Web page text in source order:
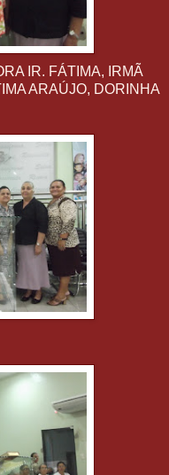
IR. FÁTIMA, IRMÃ
ARAÚJO, DORINHA